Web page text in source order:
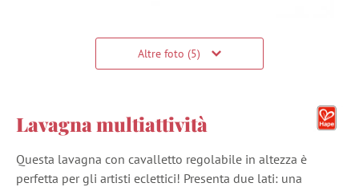
Altre foto (5)
Lavagna multiattività
Questa lavagna con cavalletto regolabile in altezza è
perfetta per gli artisti eclettici! Presenta due lati: una